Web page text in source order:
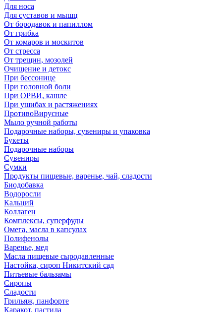
Для носа
Для суставов и мышц
От бородавок и папиллом
От грибка
От комаров и москитов
От стресса
От трещин, мозолей
Очищение и детокс
При бессонице
При головной боли
При ОРВИ, кашле
При ушибах и растяжениях
ПротивоВирусные
Мыло ручной работы
Подарочные наборы, сувениры и упаковка
Букеты
Подарочные наборы
Сувениры
Сумки
Продукты пищевые, варенье, чай, сладости
Биодобавка
Водоросли
Кальций
Коллаген
Комплексы, суперфуды
Омега, масла в капсулах
Полифенолы
Варенье, мед
Масла пищевые сыродавленные
Настойка, сироп Никитский сад
Питьевые бальзамы
Сиропы
Сладости
Грильяж, панфорте
Каракот, пастила